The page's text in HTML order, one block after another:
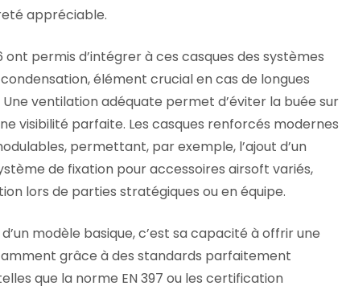
appréciable.
permis d’intégrer à ces casques des systèmes
élément crucial en cas de longues
ventilation adéquate permet d’éviter la buée sur
visibilité parfaite. Les casques renforcés modernes
permettant, par exemple, l’ajout d’un
de fixation pour accessoires airsoft variés,
lors de parties stratégiques ou en équipe.
modèle basique, c’est sa capacité à offrir une
grâce à des standards parfaitement
que la norme EN 397 ou les certification